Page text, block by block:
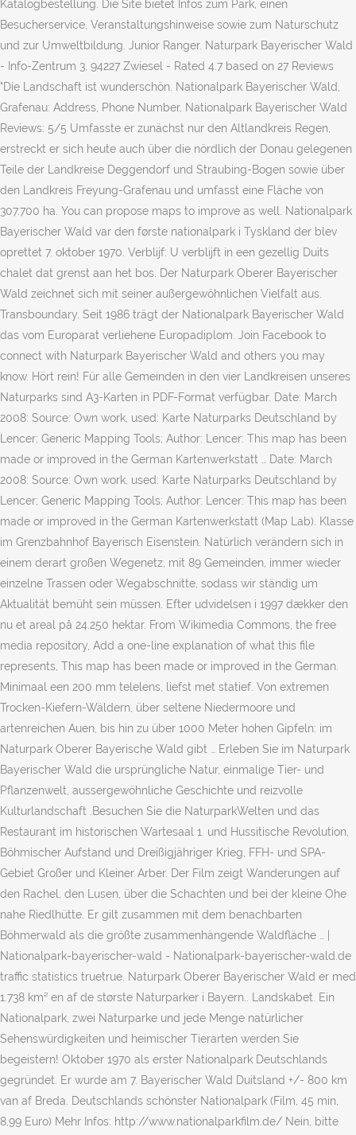
Katalogbestellung. Die Site bietet Infos zum Park, einen
Besucherservice, Veranstaltungshinweise sowie zum Naturschutz
und zur Umweltbildung. Junior Ranger. Naturpark Bayerischer Wald
- Info-Zentrum 3, 94227 Zwiesel - Rated 4.7 based on 27 Reviews
"Die Landschaft ist wunderschön. Nationalpark Bayerischer Wald,
Grafenau: Address, Phone Number, Nationalpark Bayerischer Wald
Reviews: 5/5 Umfasste er zunächst nur den Altlandkreis Regen,
erstreckt er sich heute auch über die nördlich der Donau gelegenen
Teile der Landkreise Deggendorf und Straubing-Bogen sowie über
den Landkreis Freyung-Grafenau und umfasst eine Fläche von
307.700 ha. You can propose maps to improve as well. Nationalpark
Bayerischer Wald var den første nationalpark i Tyskland der blev
oprettet 7. oktober 1970. Verblijf: U verblijft in een gezellig Duits
chalet dat grenst aan het bos. Der Naturpark Oberer Bayerischer
Wald zeichnet sich mit seiner außergewöhnlichen Vielfalt aus.
Transboundary. Seit 1986 trägt der Nationalpark Bayerischer Wald
das vom Europarat verliehene Europadiplom. Join Facebook to
connect with Naturpark Bayerischer Wald and others you may
know. Hört rein! Für alle Gemeinden in den vier Landkreisen unseres
Naturparks sind A3-Karten in PDF-Format verfügbar. Date: March
2008: Source: Own work, used: Karte Naturparks Deutschland by
Lencer; Generic Mapping Tools; Author: Lencer: This map has been
made or improved in the German Kartenwerkstatt … Date: March
2008: Source: Own work, used: Karte Naturparks Deutschland by
Lencer; Generic Mapping Tools; Author: Lencer: This map has been
made or improved in the German Kartenwerkstatt (Map Lab). Klasse
im Grenzbahnhof Bayerisch Eisenstein. Natürlich verändern sich in
einem derart großen Wegenetz, mit 89 Gemeinden, immer wieder
einzelne Trassen oder Wegabschnitte, sodass wir ständig um
Aktualität bemüht sein müssen. Efter udvidelsen i 1997 dækker den
nu et areal på 24.250 hektar. From Wikimedia Commons, the free
media repository, Add a one-line explanation of what this file
represents, This map has been made or improved in the German.
Minimaal een 200 mm telelens, liefst met statief. Von extremen
Trocken-Kiefern-Wäldern, über seltene Niedermoore und
artenreichen Auen, bis hin zu über 1000 Meter hohen Gipfeln: im
Naturpark Oberer Bayerische Wald gibt … Erleben Sie im Naturpark
Bayerischer Wald die ursprüngliche Natur, einmalige Tier- und
Pflanzenwelt, aussergewöhnliche Geschichte und reizvolle
Kulturlandschaft .Besuchen Sie die NaturparkWelten und das
Restaurant im historischen Wartesaal 1. und Hussitische Revolution,
Böhmischer Aufstand und Dreißigjähriger Krieg, FFH- und SPA-
Gebiet Großer und Kleiner Arber. Der Film zeigt Wanderungen auf
den Rachel, den Lusen, über die Schachten und bei der kleine Ohe
nahe Riedlhütte. Er gilt zusammen mit dem benachbarten
Böhmerwald als die größte zusammenhängende Waldfläche … |
Nationalpark-bayerischer-wald - Nationalpark-bayerischer-wald.de
traffic statistics truetrue. Naturpark Oberer Bayerischer Wald er med
1.738 km² en af de største Naturparker i Bayern.. Landskabet. Ein
Nationalpark, zwei Naturparke und jede Menge natürlicher
Sehenswürdigkeiten und heimischer Tierarten werden Sie
begeistern! Oktober 1970 als erster Nationalpark Deutschlands
gegründet. Er wurde am 7. Bayerischer Wald Duitsland +/- 800 km
van af Breda. Deutschlands schönster Nationalpark (Film, 45 min,
8,99 Euro) Mehr Infos: http://www.nationalparkfilm.de/ Nein, bitte